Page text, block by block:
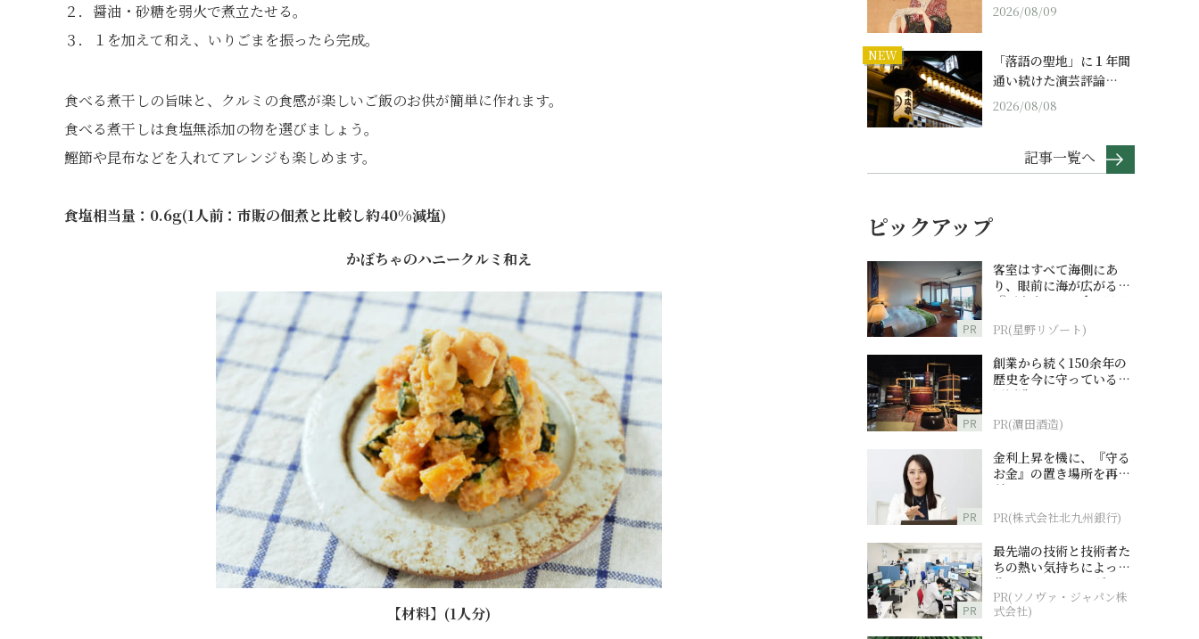
２．醤油・砂糖を弱火で煮立たせる。
３．１を加えて和え、いりごまを振ったら完成。
食べる煮干しの旨味と、クルミの食感が楽しいご飯のお供が簡単に作れます。
食べる煮干しは食塩無添加の物を選びましょう。
鰹節や昆布などを入れてアレンジも楽しめます。
食塩相当量：0.6g(1人前：市販の佃煮と比較し約40%減塩)
かぼちゃのハニークルミ和え
【材料】(1人分)
2026/08/09
NEW
「落語の聖地」に１年間
通い続けた演芸評論…
2026/08/08
記事一覧へ
ピックアップ
PR
客室はすべて海側にあ
り、眼前に海が広がる
『西表島ホテル by 星野
PR(星野リゾート)
PR
創業から続く150余年の
歴史を今に守っている濵
田酒造
PR(濵田酒造)
PR
金利上昇を機に、『守る
お金』の置き場所を再検
討
PR(株式会社北九州銀行)
PR
最先端の技術と技術者た
ちの熱い気持ちによって
作られているオーダーメ
イド補聴器
PR(ソノヴァ・ジャパン株
式会社)